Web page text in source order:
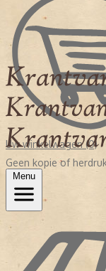
Uw winkelwagen (0)
Geen kopie of
Menu